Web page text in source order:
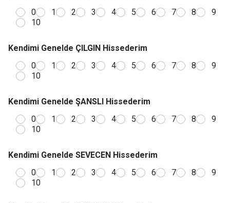
0
1 2 3 4 5 6 7 8
9
10
Kendimi Genelde ÇILGIN Hissederim
0
1 2 3 4 5 6 7 8
9
10
Kendimi Genelde ŞANSLI Hissederim
0
1 2 3 4 5 6 7 8
9
10
Kendimi Genelde SEVECEN Hissederim
0
1 2 3 4 5 6 7 8
9
10